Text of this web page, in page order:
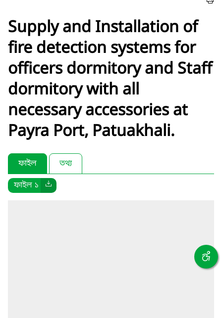
Supply and Installation of
fire detection systems for
officers dormitory and Staff
dormitory with all
necessary accessories at
Payra Port, Patuakhali.
ফাইল
তথ্য
ফাইল ১